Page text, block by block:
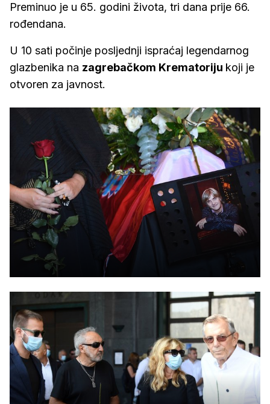
Preminuo je u 65. godini života, tri dana prije 66.
rođendana.
U 10 sati počinje posljednji ispraćaj legendarnog
glazbenika na zagrebačkom Krematoriju koji je
otvoren za javnost.